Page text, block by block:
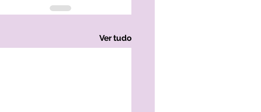
Ver tudo